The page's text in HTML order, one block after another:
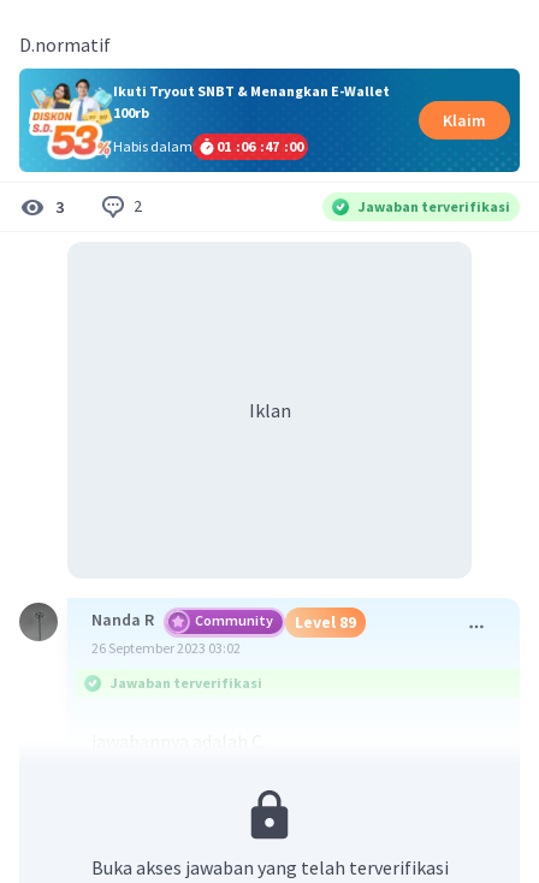
D.normatif
Ikuti Tryout SNBT & Menangkan E-Wallet
100rb
Habis dalam
01 :06 :47 :00
Klaim
3 2 Jawaban terverifikasi
Iklan
Nanda R Community Level 89
26 September 2023 03:02
Jawaban terverifikasi
Pancasila terbagi atas 4 dimensi, yaitu:
2. dimensi normatif
Buka akses jawaban yang telah terverifikasi